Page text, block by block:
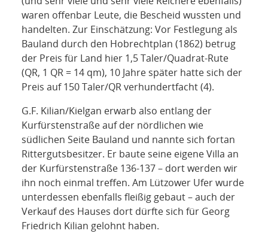
waren offenbar Leute, die Bescheid wussten und
handelten. Zur Einschätzung: Vor Festlegung als
Bauland durch den Hobrechtplan (1862) betrug
der Preis für Land hier 1,5 Taler/Quadrat-Rute
(QR, 1 QR = 14 qm), 10 Jahre später hatte sich der
Preis auf 150 Taler/QR verhundertfacht (4).
G.F. Kilian/Kielgan erwarb also entlang der
Kurfürstenstraße auf der nördlichen wie
südlichen Seite Bauland und nannte sich fortan
Rittergutsbesitzer. Er baute seine eigene Villa an
der Kurfürstenstraße 136-137 – dort werden wir
ihn noch einmal treffen. Am Lützower Ufer wurde
unterdessen ebenfalls fleißig gebaut – auch der
Verkauf des Hauses dort dürfte sich für Georg
Friedrich Kilian gelohnt haben.